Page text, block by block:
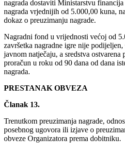
nagrada dostaviti Ministarstvu
nagrada vrjednijih od 5.000,00 kuna,
dokaz o preuzimanju nagrade.
Nagradni fond u vrijednosti većoj od
završetka nagradne igre nije
javnom natječaju, a sredstva
proračun u roku od 90 dana od dana
nagrada.
PRESTANAK OBVEZA
Članak 13.
Trenutkom preuzimanja nagrade,
posebnog ugovora ili izjave o
obveze Organizatora prema dobitniku.